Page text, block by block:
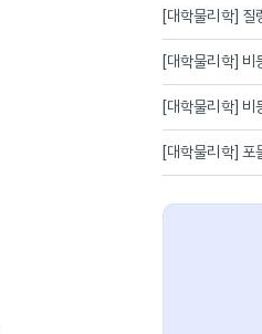
[대학물리학] 질
[대학물리학] 비
[대학물리학] 비
[대학물리학] 포